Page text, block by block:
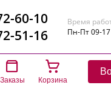
60-10
51-16
Время
Пн-Пт 09-17
Заказы Корзина